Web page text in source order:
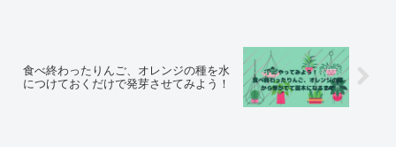
食べ終わったりんご、オレンジの種を水
につけておくだけで発芽させてみよう！